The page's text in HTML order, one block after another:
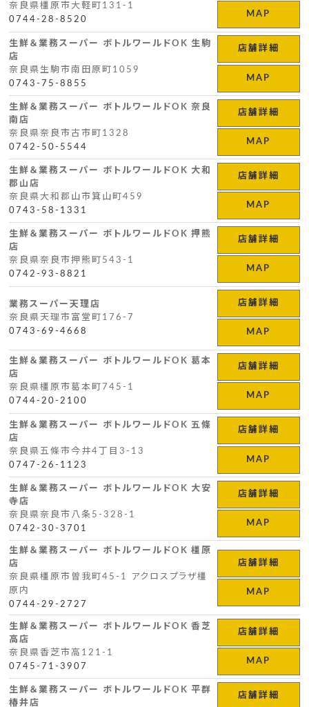
奈良県橿原市大軽町131-1
0744-28-8520
MAP
生鮮＆業務スーパー ボトルワールドOK 生駒
店
奈良県生駒市南田原町1059
0743-75-8855
店舗詳細
MAP
生鮮＆業務スーパー ボトルワールドOK 奈良
南店
奈良県奈良市古市町1328
0742-50-5544
店舗詳細
MAP
生鮮＆業務スーパー ボトルワールドOK 大和
郡山店
奈良県大和郡山市箕山町459
0743-58-1331
店舗詳細
MAP
生鮮＆業務スーパー ボトルワールドOK 押熊
店
奈良県奈良市押熊町543-1
0742-93-8821
店舗詳細
MAP
業務スーパー天理店
奈良県天理市富堂町176-7
0743-69-4668
店舗詳細
MAP
生鮮＆業務スーパー ボトルワールドOK 葛本
店
奈良県橿原市葛本町745-1
0744-20-2100
店舗詳細
MAP
生鮮＆業務スーパー ボトルワールドOK 五條
店
奈良県五條市今井4丁目3-13
0747-26-1123
店舗詳細
MAP
生鮮＆業務スーパー ボトルワールドOK 大安
寺店
奈良県奈良市八条5-328-1
0742-30-3701
店舗詳細
MAP
生鮮＆業務スーパー ボトルワールドOK 橿原
店
奈良県橿原市曽我町45-1 アクロスプラザ橿
原内
0744-29-2727
店舗詳細
MAP
生鮮＆業務スーパー ボトルワールドOK 香芝
高店
奈良県香芝市高121-1
0745-71-3907
店舗詳細
MAP
生鮮＆業務スーパー ボトルワールドOK 平群
椿井店
店舗詳細